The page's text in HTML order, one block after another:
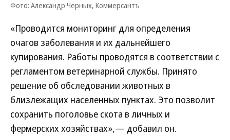
Фото: Александр Черных, Коммерсантъ
«Проводится мониторинг для определения
очагов заболевания и их дальнейшего
купирования. Работы проводятся в соответствии с
регламентом ветеринарной службы. Принято
решение об обследовании животных в
близлежащих населенных пунктах. Это позволит
сохранить поголовье скота в личных и
фермерских хозяйствах»,— добавил он.